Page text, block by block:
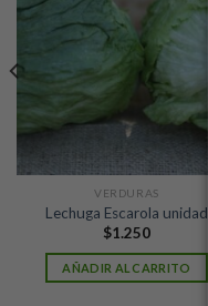
VERDURAS
Lechuga Escarola unidad
$1.250
AÑADIR AL CARRITO